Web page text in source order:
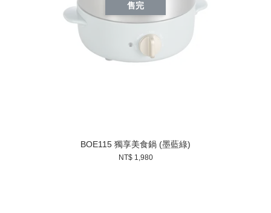
售完
BOE115 獨享美食鍋 (墨藍綠)
NT$ 1,980